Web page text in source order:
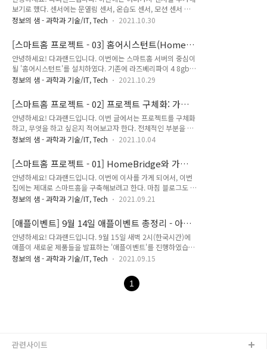
반 값에 구매했다. 이전에 zigbee2mqtt에서 직접 지원하는 기
기들 목록이 있다. 참고해서 구매하면 훨씬 쉽고 간편하게 설치
데, 직접 데이터 하나하나 다 따서 포맷에 알맞게..
보기로 했다. 센서에는 문열림 센서, 온습도 센서, 모션 센서 등
정말 많은 종류가 있다. 습도에 따른 환풍기 자동화를 생각하고
트 홈 구축을 위한 많은 센서들은 Zigbee라는 프로토콜을 사용
한다. 프로토콜은 어떤 일종의 소통 방법을 의미한다. 어떤 센서
는 Wifi를 통해서 정보를 전달하고, 어떤 센서는 Zigbee라는 방
법을 통해서 정보를 전달한다. 이외에도 Z-Wave, Bluetooth
등 다양한 방식이 있다. Zigbee의 장점은 저전력이라는 것이다.
은 가뿐히 넘긴다고 한다. 그리고 무엇보다 보편화 되어있고,..
정보의 샘 - 과학과 기술/IT, Tech 2021.10.30
[스마트홈 프로젝트 - 03] 홈어시스턴트(Home
assistant) 설치
안녕하세요! 다과랜드입니다. 이번에는 스마트홈 서버의 중심이
될 '홈어시스턴트'를 설치하였다. 기존에 라즈베리파이 4 8gb
모델을 가지고 있어서 홈어시스턴트를 깔기로 하였다. 홈어시스
이 있어서 정보 교환이 유리하다는 점이 크게 작용했다. 한국에
서는 스마트씽스를 사용하는 사람도 많지만, 스마트씽스는 허브
도 필요하고 무엇보다 클라우드를 거치는 점이 매력적이지 않았
다. 대신 홈어시스턴트는 내 입맛대로 프로그래밍하며 꾸밀 수
있다는 점이 큰 장점으로 다가왔다. 설치하기 Installation
은 위 HA(Home Assistant) 사이트에 자세하게 나와있다. ..
정보의 샘 - 과학과 기술/IT, Tech 2021.10.29
[스마트홈 프로젝트 - 02] 프로젝트 구체화: 가시
화 하기
안녕하세요! 다과랜드입니다. 이번 글에서는 프로젝트를 구체화
하고, 무엇을 하고 싶은지 적어보고자 한다. 전체적인 부분을 검
색하면서 어떻게 프로젝트를 실현해나갈지 고민중이다. 프로젝
해보았다. 내가 가장 중요시 생각하는 요소는 (1)조명 (2)네이티
브 홈 앱의 사용이다. 내 기준으로 집안의 조명은 나한테 큰 영향
을 미친다. 특히나 은은한 빛의 분위기를 좋아한다. 조명을 자유
자재로 환했다, 은은했다를 조절하고 싶다. 그리고 단순히 하얀
불빛 말고, 약간의 노란색 빛이 섞은 따뜻한 온도의 색깔을 좋아
그 다음으로는 Apple의 Home앱을 사용하는 것이다. Home앱
은 한국에서는 잘 사용하지..
정보의 샘 - 과학과 기술/IT, Tech 2021.10.04
[스마트홈 프로젝트 - 01] HomeBridge와 가난
한 프로젝트 계획
안녕하세요! 다과랜드입니다. 이번에 이사를 가게 되어서, 이번
집에는 제대로 스마트홈을 구축해보려고 한다. 마침 블로그도 시
작했겠다, 과정을 좀 기록해보고자 한다. '일상이야기' 카테고리
른 글들과는 사뭇 말투가 다를 것이다. 이전에도 Raspberry
Pi(라즈베리파이)에 LED 스트랩을 물려서 모니터 뒤에 설치해
놓았다. 사진을 찾아보니까.. 찍어둔 사진이 없다.. 대강 아래같
은 느낌이었다. 이때 단순히 컨트롤러로 켜고 끄는게 아니라 핸
드폰으로 조절할 수 있게 한다고 라즈베리파이에 HomeBridge
은 상태라 조절은 불가능하다. 오른쪽 PCB는 내가 시중에서 파
정보의 샘 - 과학과 기술/IT, Tech 2021.09.21
[애플이벤트] 9월 14일 애플이벤트 총정리 - 아이
폰13, 아이패드 미니, 애플워치7
안녕하세요! 다과랜드입니다. 9월 15일 새벽 2시(한국시간)에
애플이 새로운 제품들을 발표하는 '애플이벤트'를 진행하였습니
다. 이번 글에서는 9/14에 진행된 애플이벤트를 총정리 해보겠
악기를 연주하는 모습으로 시작되었습니다. Apple TV+ 여러가
지 새로운 프로그램이 추가된다고 합니다. iPad 새로운 아이패
정보의 샘 - 과학과 기술/IT, Tech 2021.09.15
1
관련사이트